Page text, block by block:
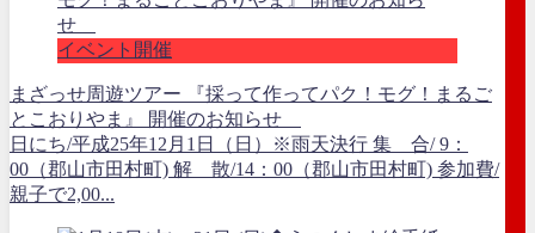
イベント開催
まざっせ周遊ツアー 『採って作ってパク！モグ！まるご
とこおりやま』 開催のお知らせ
日にち/平成25年12月1日（日）※雨天決行 集 合/ 9：
00（郡山市田村町) 解 散/14：00（郡山市田村町) 参加費/
親子で2,00...